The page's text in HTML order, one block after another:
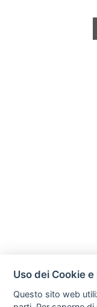
Uso dei Cookie
Questo sito web